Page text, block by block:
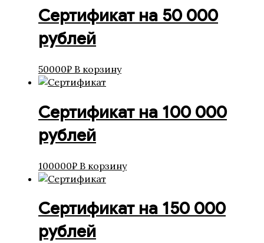
Сертификат на 50 000
рублей
50000₽ В корзину
Сертификат на 100 000
рублей
100000₽ В корзину
Сертификат на 150 000
рублей